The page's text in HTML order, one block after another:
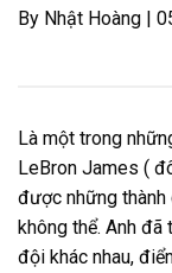
By Nhật Hoàng |
Là một trong
LeBron James (
được những thành
không thể. Anh
đội khác nhau,